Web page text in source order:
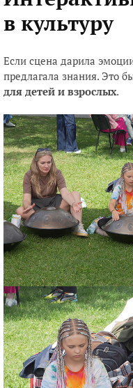
в культуру
Если сцена дарила
предлагала знания. Это
для детей и взрослых.